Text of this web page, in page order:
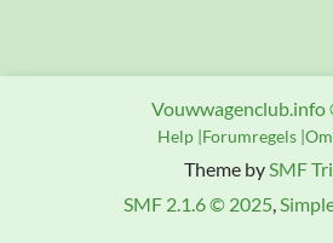
Theme bySMF
SMF 2.1.6 © 2025,
Vouwwagenclub.info
Help Forumregels